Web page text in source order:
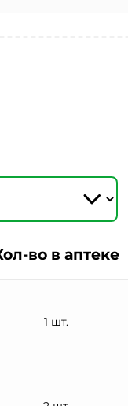
во в аптеке
1 шт.
в